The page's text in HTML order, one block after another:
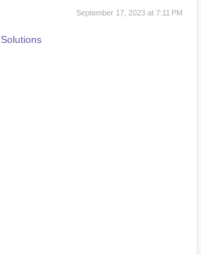
September 17, 2023 at 7:11 PM